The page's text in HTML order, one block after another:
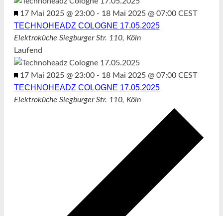
Empfohlen
17 Mai 2025 @ 23:00- 18 Mai 2025 @ 07:00 CEST
TECHNOHEADZ COLOGNE 17.05.2025
Elektroküche Siegburger Str. 110, Köln
Laufend
Empfohlen
17 Mai 2025 @ 23:00- 18 Mai 2025 @ 07:00 CEST
TECHNOHEADZ COLOGNE 17.05.2025
Elektroküche Siegburger Str. 110, Köln